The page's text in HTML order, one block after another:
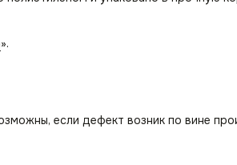
».
если дефект возник по вине